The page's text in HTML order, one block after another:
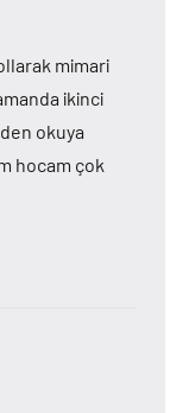
mimari
ikinci
okuya
hocam çok